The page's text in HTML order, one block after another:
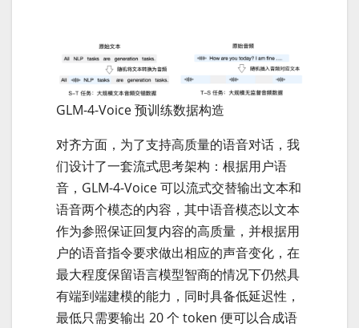
GLM-4-Voice 预训练数据构造
对齐方面，为了支持高质量的语音对话，我
们设计了一套流式思考架构：根据用户语
音，GLM-4-Voice 可以流式交替输出文本和
语音两个模态的内容，其中语音模态以文本
作为参照保证回复内容的高质量，并根据用
户的语音指令要求做出相应的声音变化，在
最大程度保留语言模型智商的情况下仍然具
有端到端建模的能力，同时具备低延迟性，
最低只需要输出 20 个 token 便可以合成语